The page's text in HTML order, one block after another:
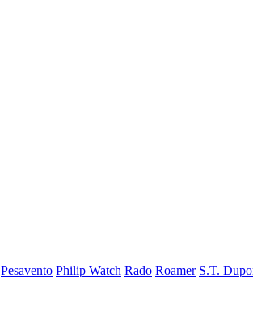
Pesavento Philip Watch Rado Roamer S.T.